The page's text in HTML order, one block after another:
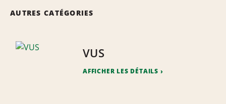
AUTRES CATÉGORIES
VUS
AFFICHER LES DÉTAILS